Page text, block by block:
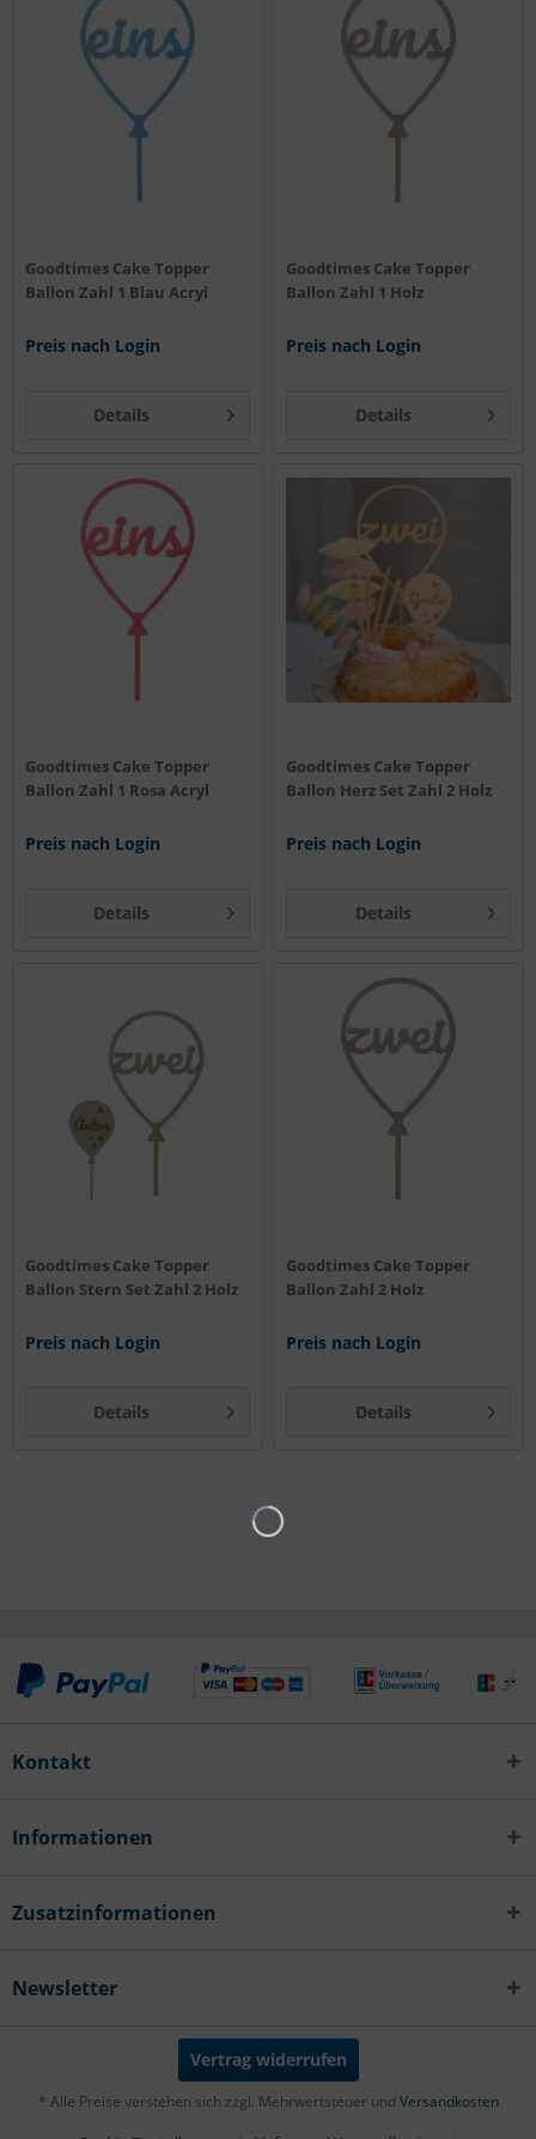
Goodtimes Cake Topper
Ballon Zahl 1 Blau Acryl
Preis nach Login
Details
Goodtimes Cake Topper
Ballon Zahl 1 Holz
Preis nach Login
Details
Goodtimes Cake Topper
Ballon Zahl 1 Rosa Acryl
Preis nach Login
Details
Goodtimes Cake Topper
Ballon Herz Set Zahl 2 Holz
Preis nach Login
Details
Goodtimes Cake Topper
Ballon Stern Set Zahl 2 Holz
Preis nach Login
Details
Goodtimes Cake Topper
Ballon Zahl 2 Holz
Preis nach Login
Details
Kontakt
Informationen
Zusatzinformationen
Newsletter
Vertrag widerrufen
* Alle Preise verstehen sich zzgl. Mehrwertsteuer und Versandkosten